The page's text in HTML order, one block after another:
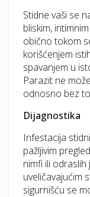
Stidne vaši se
bliskim,
obično tokom
korišćenjem
spavanjem u
Parazit ne
odnosno bez
Dijagnostika
Infestacija
pažljivim
nimfi ili odraslih
uveličavajućim
sigurnišću se